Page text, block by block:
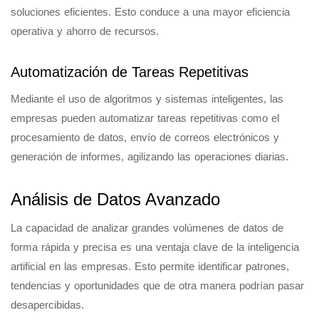
soluciones eficientes. Esto conduce a una mayor eficiencia
operativa y ahorro de recursos.
Automatización de Tareas Repetitivas
Mediante el uso de algoritmos y sistemas inteligentes, las
empresas pueden automatizar tareas repetitivas como el
procesamiento de datos, envío de correos electrónicos y
generación de informes, agilizando las operaciones diarias.
Análisis de Datos Avanzado
La capacidad de analizar grandes volúmenes de datos de
forma rápida y precisa es una ventaja clave de la inteligencia
artificial en las empresas. Esto permite identificar patrones,
tendencias y oportunidades que de otra manera podrían pasar
desapercibidas.